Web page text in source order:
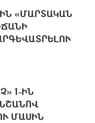
«ՄԱՐՏԱԿԱՆ
1-ԻՆ
ՄԱՍԻՆ